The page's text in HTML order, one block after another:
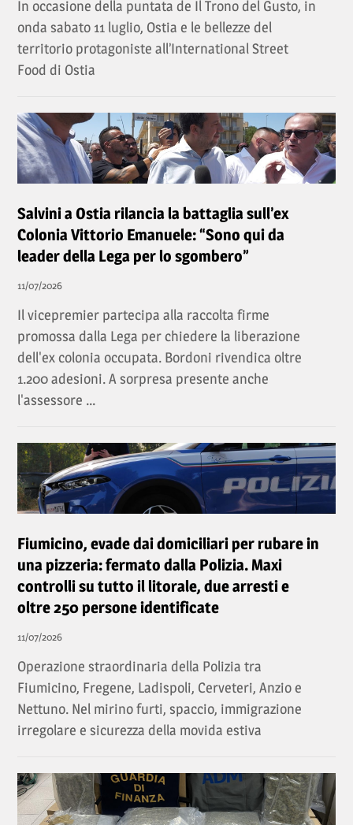
In occasione della puntata de Il Trono del Gusto, in
onda sabato 11 luglio, Ostia e le bellezze del
territorio protagoniste all’International Street
Food di Ostia
Salvini a Ostia rilancia la battaglia sull’ex
Colonia Vittorio Emanuele: “Sono qui da
leader della Lega per lo sgombero”
11/07/2026
Il vicepremier partecipa alla raccolta firme
promossa dalla Lega per chiedere la liberazione
dell'ex colonia occupata. Bordoni rivendica oltre
1.200 adesioni. A sorpresa presente anche
l'assessore ...
Fiumicino, evade dai domiciliari per rubare in
una pizzeria: fermato dalla Polizia. Maxi
controlli su tutto il litorale, due arresti e
oltre 250 persone identificate
11/07/2026
Operazione straordinaria della Polizia tra
Fiumicino, Fregene, Ladispoli, Cerveteri, Anzio e
Nettuno. Nel mirino furti, spaccio, immigrazione
irregolare e sicurezza della movida estiva